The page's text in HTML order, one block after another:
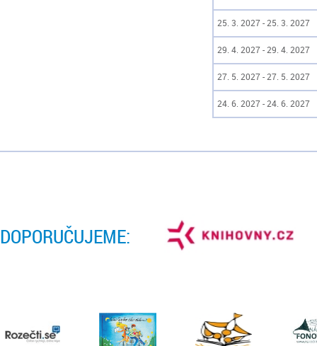
25. 3. 2027 - 25. 3. 2027
29. 4. 2027 - 29. 4. 2027
27. 5. 2027 - 27. 5. 2027
24. 6. 2027 - 24. 6. 2027
DOPORUČUJEME: